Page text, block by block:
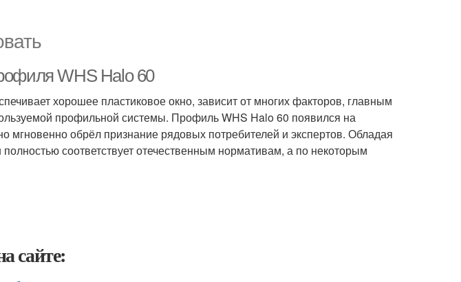
WHS Halo 60
хорошее пластиковое окно, зависит от многих факторов, главным
профильной системы. Профиль WHS Halo 60 появился на
мгновенно обрёл признание рядовых потребителей и экспертов. Обладая
соответствует отечественным нормативам, а по некоторым
сайте: